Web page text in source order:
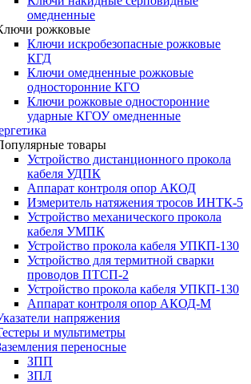
омедненные
рожковые
Ключи искробезопасные рожковые
КГД
Ключи омедненные рожковые
односторонние КГО
Ключи рожковые односторонние
ударные КГОУ омедненные
товары
Устройство дистанционного прокола
кабеля УДПК
Аппарат контроля опор АКОД
Измеритель натяжения тросов ИНТК-5
Устройство механического прокола
кабеля УМПК
Устройство прокола кабеля УПКП-130
Устройство для термитной сварки
проводов ПТСП-2
Устройство прокола кабеля УПКП-130
Аппарат контроля опор АКОД-М
напряжения
и мультиметры
переносные
ЗПП
ЗПЛ